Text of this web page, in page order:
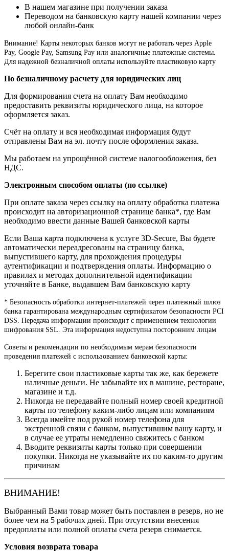
В нашем магазине при получении заказа
Переводом на банковскую карту нашей компании через
любой онлайн-банк
Внимание! Карты некоторых банков могут не работать через Apple
Pay, Google Pay, Samsung Pay или аналогичные платежные системы.
Для надежной безналичной оплаты используйте пластиковую карту
По безналичному расчету для юридических лиц
Для формирования счета на оплату Вам необходимо
предоставить реквизиты юридического лица, на которое
оформляется заказ.
Счёт на оплату и вся необходимая информация будут
отправлены Вам на эл. почту после оформления заказа.
Мы работаем на упрощённой системе налогообложения, без
НДС.
Электронным способом оплаты (по ссылке)
При оплате заказа через ссылку на оплату обработка платежа
происходит на авторизационной странице банка*, где Вам
необходимо ввести данные Вашей банковской карты
Если Ваша карта подключена к услуге 3D-Secure, Вы будете
автоматически переадресованы на страницу банка,
выпустившего карту, для прохождения процедуры
аутентификации и подтверждения оплаты. Информацию о
правилах и методах дополнительной идентификации
уточняйте в Банке, выдавшем Вам банковскую карту
* Безопасность обработки интернет-платежей через платежный шлюз
банка гарантирована международным сертификатом безопасности PCI
DSS. Передача информации происходит с применением технологии
шифрования SSL. Эта информация недоступна посторонним лицам
Советы и рекомендации по необходимым мерам безопасности
проведения платежей с использованием банковской карты:
Берегите свои пластиковые карты так же, как бережете
наличные деньги. Не забывайте их в машине, ресторане,
магазине и т.д.
Никогда не передавайте полный номер своей кредитной
карты по телефону каким-либо лицам или компаниям
Всегда имейте под рукой номер телефона для
экстренной связи с банком, выпустившим вашу карту, и
в случае ее утраты немедленно свяжитесь с банком
Вводите реквизиты карты только при совершении
покупки. Никогда не указывайте их по каким-то другим
причинам
ВНИМАНИЕ!
Выбранный Вами товар может быть поставлен в резерв, но не
более чем на 5 рабочих дней. При отсутствии внесения
предоплаты или полной оплаты счета резерв снимается.
Условия возврата товара